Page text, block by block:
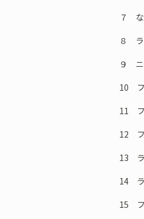
７ な
８ ラ
９ ニ
10 フ
11 フ
12 フ
13 ラ
14 ラ
15 フ